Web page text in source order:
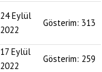
24 Eylül
2022
Gösterim: 313
17 Eylül
2022
Gösterim: 259